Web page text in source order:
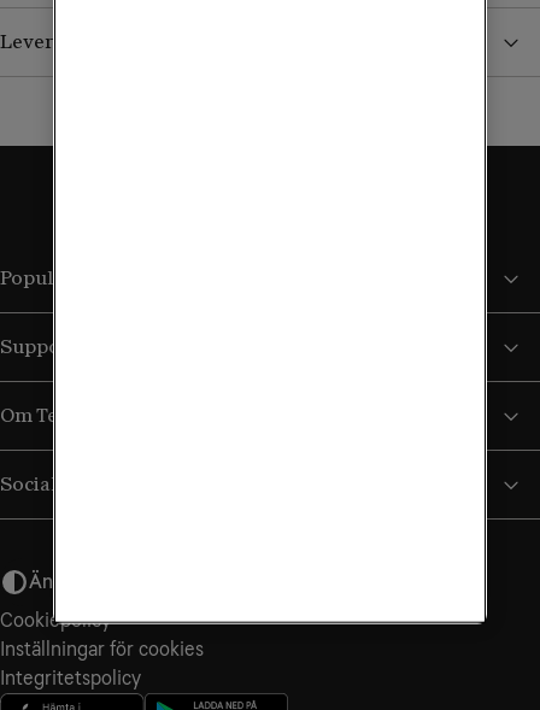
Leverans, betalning och retur
Populära sidor
Support
Om Tele2
Sociala medier
Ändra utseende
Cookiepolicy
Inställningar för cookies
Integritets­policy